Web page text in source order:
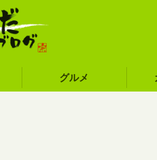
グルメ